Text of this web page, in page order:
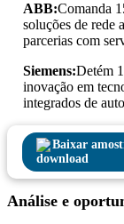
ABB:Comanda
soluções de rede
parcerias com
Siemens:Detém
inovação em
integrados de
Baixar
Análise e